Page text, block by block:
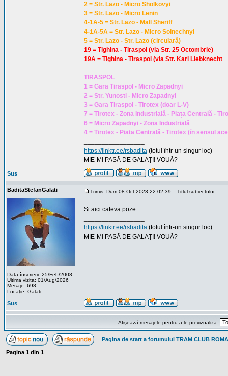
2 = Str. Lazo - Micro Sholkovyi
3 = Str. Lazo - Micro Lenin
4-1A-5 = Str. Lazo - Mall Sheriff
4-1A-5A = Str. Lazo - Micro Solnechnyi
5 = Str. Lazo - Str. Lazo (circulară)
19 = Tighina - Tiraspol (via Str. 25 Octombrie)
19A = Tighina - Tiraspol (via Str. Karl Liebknecht
TIRASPOL
1 = Gara Tiraspol - Micro Zapadnyi
2 = Str. Yunosti - Micro Zapadnyi
3 = Gara Tiraspol - Tirotex (doar L-V)
7 = Tirotex - Zona Industrială - Piața Centrală -
6 = Micro Zapadnyi - Zona Industrială
4 = Tirotex - Piața Centrală - Tirotex (în sensul
https://linktr.ee/rsbadita (totul într-un singur loc)
MIE-MI PASĂ DE GALAȚI! VOUĂ?
Sus
BaditaStefanGalati
Data înscrierii: 25/Feb/2008
Ultima vizita: 01/Aug/2026
Mesaje: 698
Locaţie: Galati
Trimis: Dum 08 Oct 2023 22:02:39 Titlul subiectului:
Si aici cateva poze
https://linktr.ee/rsbadita (totul într-un singur loc)
MIE-MI PASĂ DE GALAȚI! VOUĂ?
Sus
Afişează mesajele pentru a le previzualiza:
Pagina de start a forumului TRAM CLUB
Pagina 1 din 1